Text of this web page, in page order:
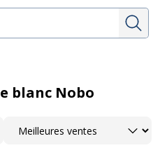
blanc Nobo
Trier